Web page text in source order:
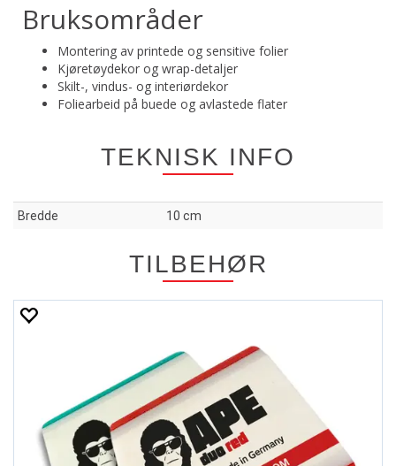
Bruksområder
Montering av printede og sensitive folier
Kjøretøydekor og wrap-detaljer
Skilt-, vindus- og interiørdekor
Foliearbeid på buede og avlastede flater
TEKNISK INFO
Bredde 10 cm
TILBEHØR